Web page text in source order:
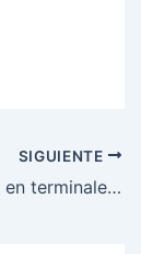
SIGUIENTE
Operativos militares en terminales de buses